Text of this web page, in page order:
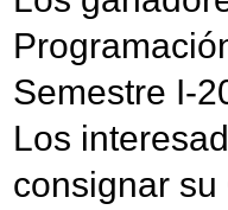
Semestre I-
Los
consignar su